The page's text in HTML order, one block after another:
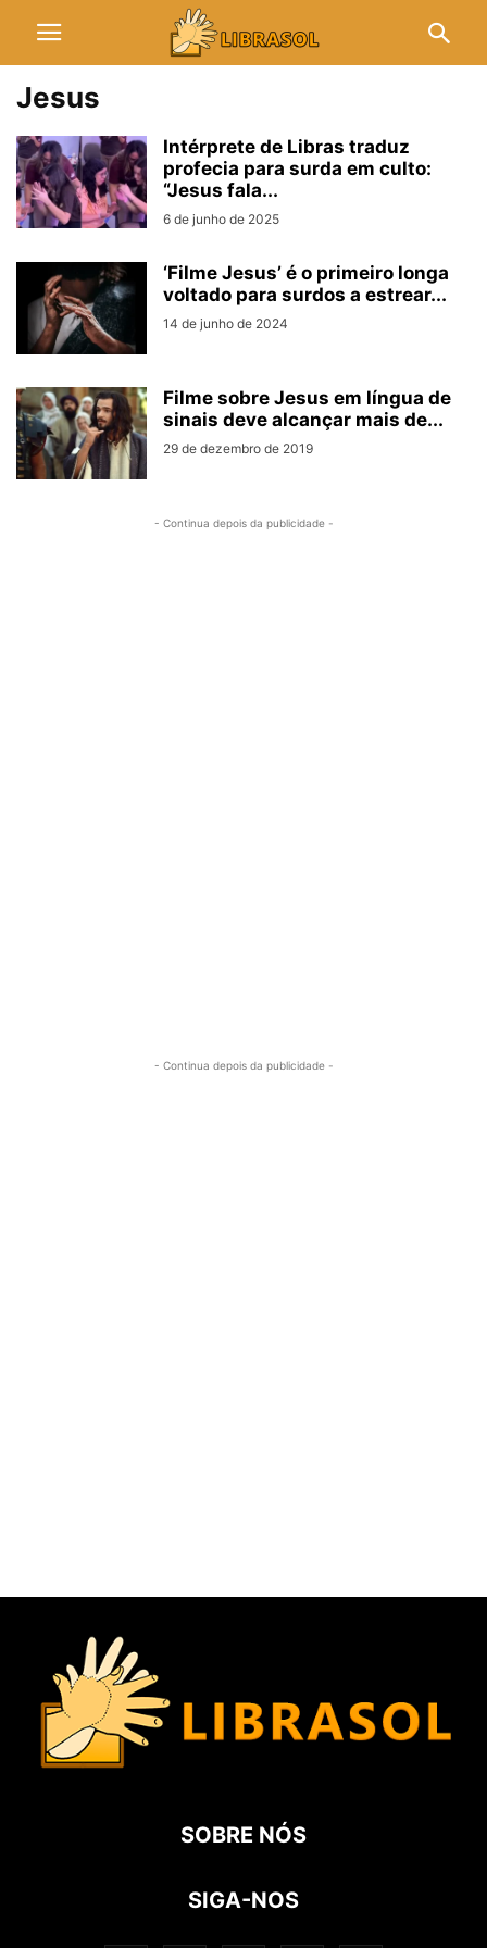
Jesus
Intérprete de Libras traduz
profecia para surda em culto:
“Jesus fala...
6 de junho de 2025
‘Filme Jesus’ é o primeiro longa
voltado para surdos a estrear...
14 de junho de 2024
Filme sobre Jesus em língua de
sinais deve alcançar mais de...
29 de dezembro de 2019
- Continua depois da publicidade -
- Continua depois da publicidade -
SOBRE NÓS
SIGA-NOS